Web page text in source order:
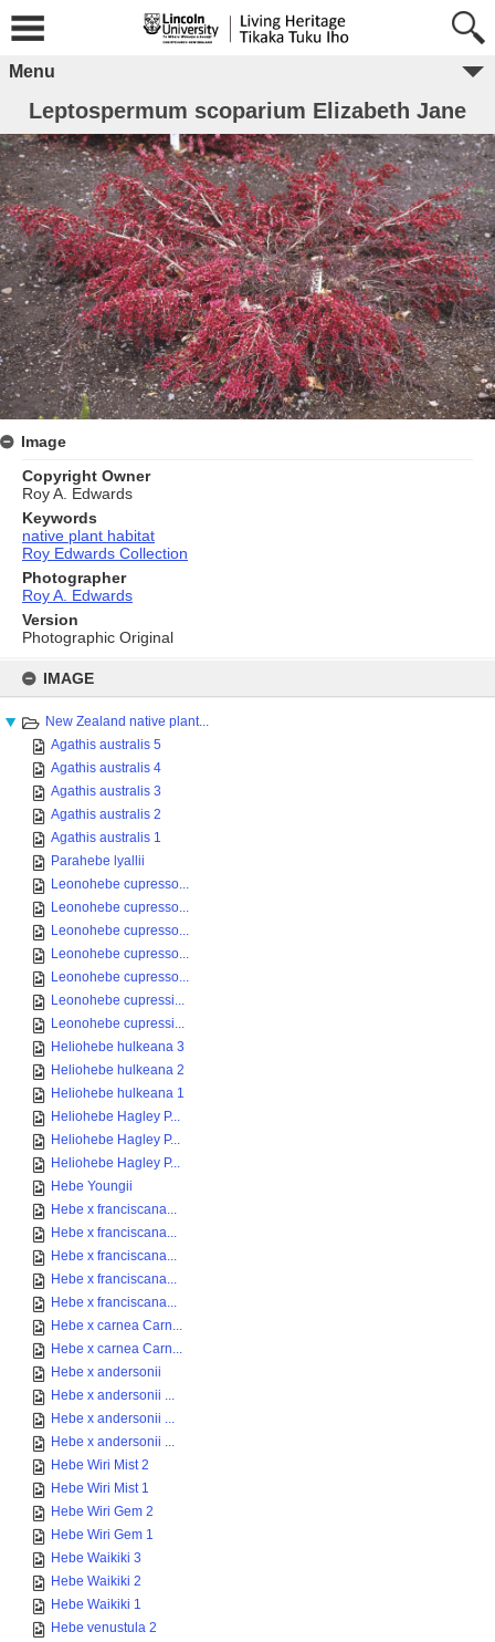
content
IMAGE
New Zealand native plant...
Agathis australis 5
Agathis australis 4
Agathis australis 3
Agathis australis 2
Agathis australis 1
Parahebe lyallii
Leonohebe cupresso...
Leonohebe cupresso...
Leonohebe cupresso...
Leonohebe cupresso...
Leonohebe cupresso...
Leonohebe cupressi...
Leonohebe cupressi...
Heliohebe hulkeana 3
Heliohebe hulkeana 2
Heliohebe hulkeana 1
Heliohebe Hagley P...
Heliohebe Hagley P...
Heliohebe Hagley P...
Hebe Youngii
Hebe x franciscana...
Hebe x franciscana...
Hebe x franciscana...
Hebe x franciscana...
Hebe x franciscana...
Hebe x carnea Carn...
Hebe x carnea Carn...
Hebe x andersonii
Hebe x andersonii ...
Hebe x andersonii ...
Hebe x andersonii ...
Hebe Wiri Mist 2
Hebe Wiri Mist 1
Hebe Wiri Gem 2
Hebe Wiri Gem 1
Hebe Waikiki 3
Hebe Waikiki 2
Hebe Waikiki 1
Hebe venustula 2
Menu
Leptospermum scoparium Elizabeth Jane
Image
Copyright Owner
Roy A. Edwards
Keywords
native plant habitat
Roy Edwards Collection
Photographer
Roy A. Edwards
Version
Photographic Original